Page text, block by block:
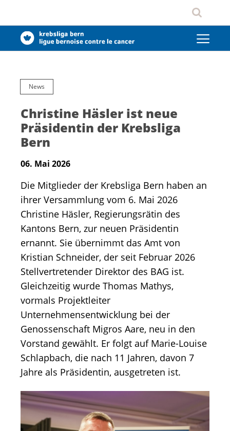
News
Christine Häsler ist neue
Präsidentin der Krebsliga
Bern
06. Mai 2026
Die Mitglieder der Krebsliga Bern haben an
ihrer Versammlung vom 6. Mai 2026
Christine Häsler, Regierungsrätin des
Kantons Bern, zur neuen Präsidentin
ernannt. Sie übernimmt das Amt von
Kristian Schneider, der seit Februar 2026
Stellvertretender Direktor des BAG ist.
Gleichzeitig wurde Thomas Mathys,
vormals Projektleiter
Unternehmensentwicklung bei der
Genossenschaft Migros Aare, neu in den
Vorstand gewählt. Er folgt auf Marie-Louise
Schlapbach, die nach 11 Jahren, davon 7
Jahre als Präsidentin, ausgetreten ist.